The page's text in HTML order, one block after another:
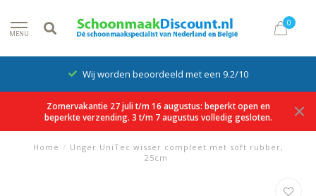
MENU
0
Wij worden beoordeeld met een 9.2/10
Zomervakantie 27 juli t/m 16 augustus: beperkt open en
beperkte verzending. 3 t/m 7 augustus volledig gesloten.
Home / Unger UniTec wisser compleet met soft rubber,
25cm